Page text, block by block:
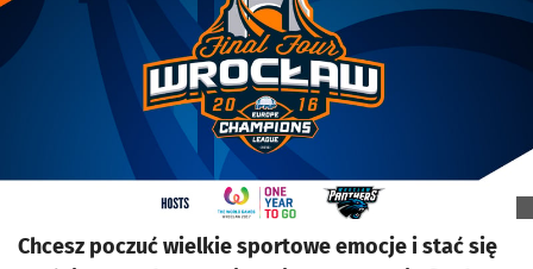
Chcesz poczuć wielkie sportowe emocje i stać się